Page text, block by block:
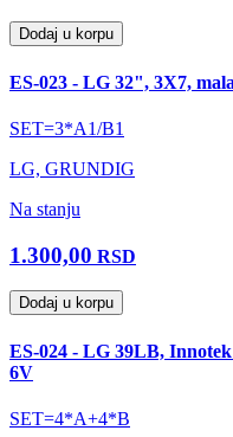
Dodaj u korpu
ES-023 - LG 32", 3X7,
SET=3*A1/B1
LG, GRUNDIG
Na stanju
1.300,00 RSD
Dodaj u korpu
ES-024 - LG 39LB,
6V
SET=4*A+4*B